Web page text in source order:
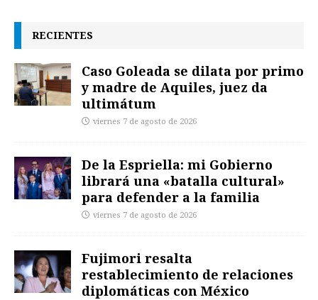
RECIENTES
Caso Goleada se dilata por primo
y madre de Aquiles, juez da
ultimátum
viernes 7 de agosto de 2026
De la Espriella: mi Gobierno
librará una «batalla cultural»
para defender a la familia
viernes 7 de agosto de 2026
Fujimori resalta
restablecimiento de relaciones
diplomáticas con México